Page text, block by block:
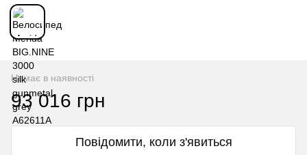
Немає в наявності
93 016 грн
Повідомити, коли з'явиться